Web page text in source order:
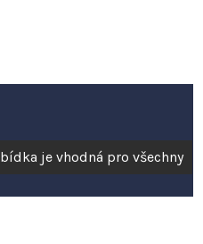
je vhodná pro všechny